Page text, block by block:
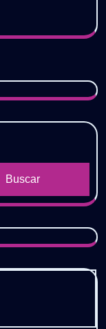
Buscar